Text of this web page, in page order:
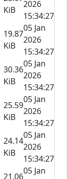
KiB
2026
15:34:27
19.87
KiB
05 Jan
2026
15:34:27
30.36
KiB
05 Jan
2026
15:34:27
25.59
KiB
05 Jan
2026
15:34:27
24.14
KiB
05 Jan
2026
15:34:27
21.06
05 Jan